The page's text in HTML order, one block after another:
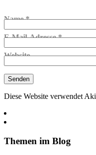
Name*
E-Mail-Adresse*
Website
Diese Website verwendet
Themen im Blog